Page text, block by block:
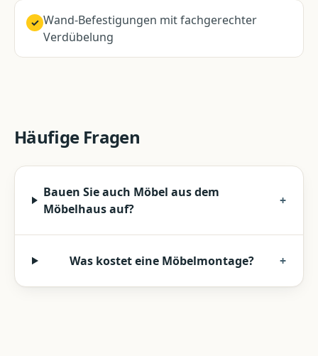
✓ Wand-Befestigungen mit fachgerechter
Verdübelung
Häufige Fragen
Bauen Sie auch Möbel aus dem
Möbelhaus auf?
+
Was kostet eine Möbelmontage? +